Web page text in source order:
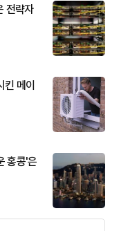
전략자
킨 메이
홍콩'은